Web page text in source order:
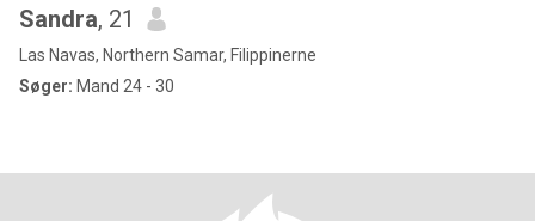
Sandra, 21
Las Navas, Northern Samar, Filippinerne
Søger: Mand 24 - 30